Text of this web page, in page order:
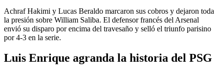
Achraf Hakimi y Lucas Beraldo marcaron sus cobros y dejaron toda
la presión sobre William Saliba. El defensor francés del Arsenal
envió su disparo por encima del travesaño y selló el triunfo parisino
por 4-3 en la serie.
Luis Enrique agranda la historia del PSG